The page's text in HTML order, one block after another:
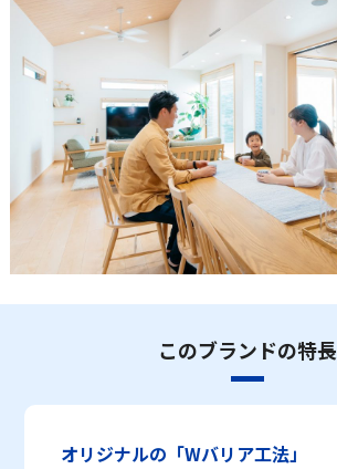
このブランドの特長
オリジナルの「Wバリア工法」